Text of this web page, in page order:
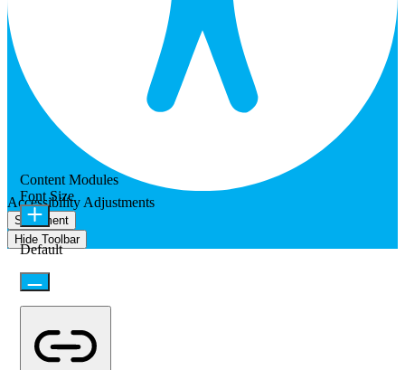
Accessibility Adjustments
Statement
Hide Toolbar
Content Modules
Font Size
Default